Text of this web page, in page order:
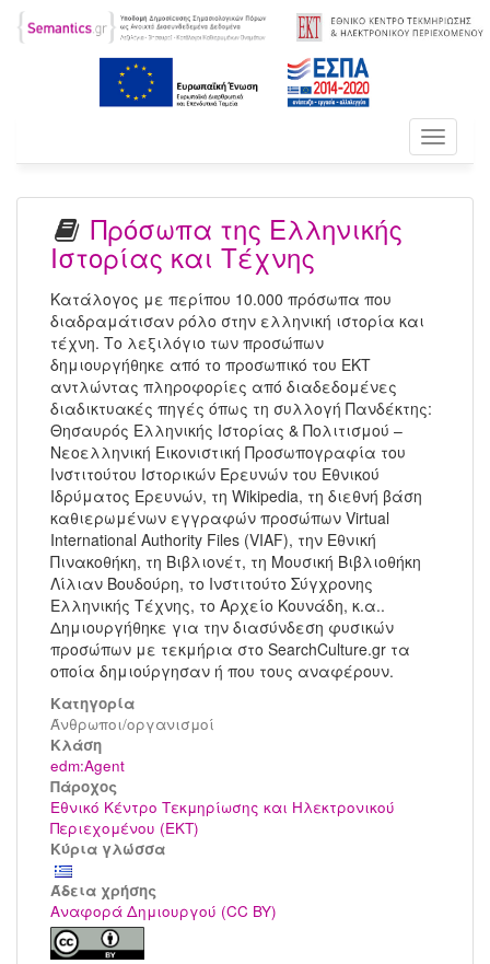
Toggle
Πρόσωπα της Ελληνικής
Ιστορίας και Τέχνης
Κατάλογος με περίπου 10.000 πρόσωπα που
διαδραμάτισαν ρόλο στην ελληνική ιστορία και
τέχνη. Το λεξιλόγιο των προσώπων
δημιουργήθηκε από το προσωπικό του ΕΚΤ
αντλώντας πληροφορίες από διαδεδομένες
διαδικτυακές πηγές όπως τη συλλογή Πανδέκτης:
Θησαυρός Ελληνικής Ιστορίας & Πολιτισμού –
Νεοελληνική Εικονιστική Προσωπογραφία του
Ινστιτούτου Ιστορικών Ερευνών του Εθνικού
Ιδρύματος Ερευνών, τη Wikipedia, τη διεθνή βάση
καθιερωμένων εγγραφών προσώπων Virtual
International Authority Files (VIAF), την Εθνική
Πινακοθήκη, τη Βιβλιονέτ, τη Μουσική Βιβλιοθήκη
Λίλιαν Βουδούρη, το Ινστιτούτο Σύγχρονης
Ελληνικής Τέχνης, το Αρχείο Κουνάδη, κ.α..
Δημιουργήθηκε για την διασύνδεση φυσικών
προσώπων με τεκμήρια στο SearchCulture.gr τα
οποία δημιούργησαν ή που τους αναφέρουν.
Κατηγορία
Άνθρωποι/οργανισμοί
Kλάση
edm:Agent
Πάροχος
Εθνικό Κέντρο Τεκμηρίωσης και Ηλεκτρονικού
Περιεχομένου (ΕΚΤ)
Κύρια γλώσσα
Άδεια χρήσης
Αναφορά Δημιουργού (CC BY)